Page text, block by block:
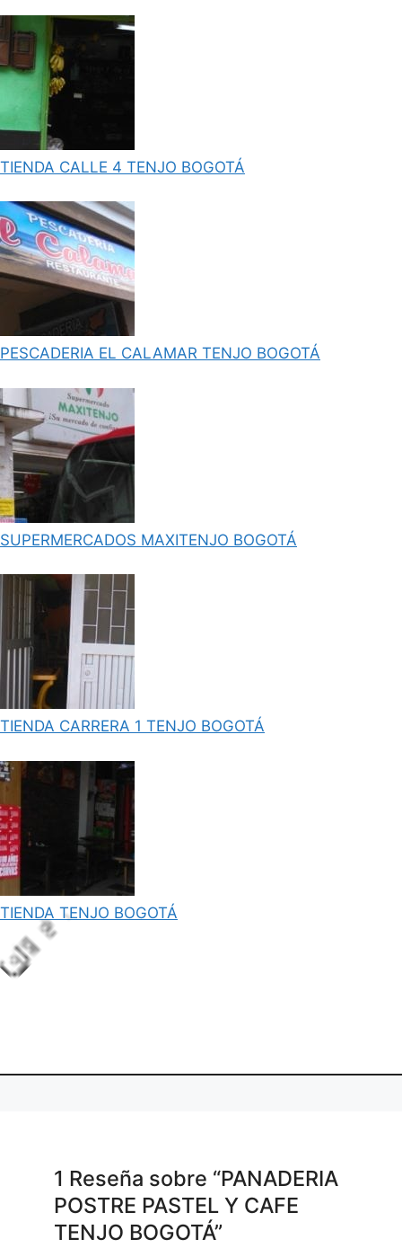
TIENDA CALLE 4 TENJO BOGOTÁ
PESCADERIA EL CALAMAR TENJO BOGOTÁ
SUPERMERCADOS MAXITENJO BOGOTÁ
TIENDA CARRERA 1 TENJO BOGOTÁ
TIENDA TENJO BOGOTÁ
Lo
adi
ng.
1 Reseña sobre “PANADERIA
POSTRE PASTEL Y CAFE
TENJO BOGOTÁ”